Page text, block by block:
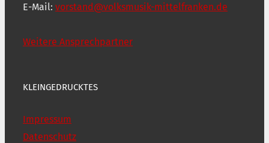
E-Mail: vorstand@volksmusik-mittelfranken.de
Weitere Ansprechpartner
KLEINGEDRUCKTES
Impressum
Datenschutz